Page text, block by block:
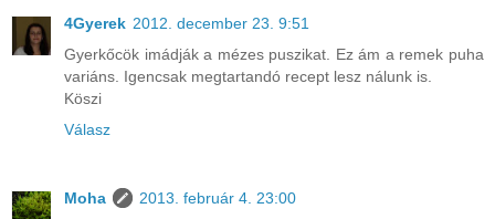
4Gyerek 2012. december 23. 9:51
Gyerkőcök imádják a mézes puszikat. Ez ám a remek puha
variáns. Igencsak megtartandó recept lesz nálunk is.
Köszi
Válasz
Moha
2013. február 4. 23:00